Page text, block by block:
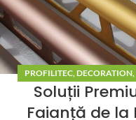
PROFILITEC,DECORATION,
BAI,BLOG
Soluții
Faianță de la